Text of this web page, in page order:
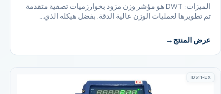
الميزات: DWT هو مؤشر وزن مزود بخوارزميات تصفية متقدمة
تم تطويرها لعمليات الوزن عالية الدقة. بفضل هيكله الذي…
عرض المنتج
ID511-EX